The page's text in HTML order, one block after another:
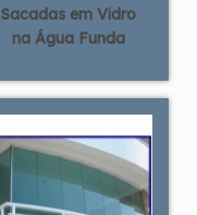
Sacadas em Vidro
na Água Funda